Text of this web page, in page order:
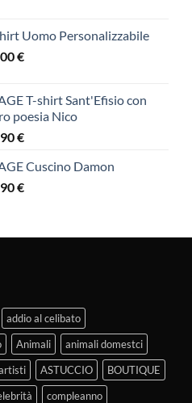
Uomo Personalizzabile
€
T-shirt Sant'Efisio con
poesia Nico
€
Cuscino Damon
€
addio al celibato
Animali
animali domestci
ASTUCCIO
BOUTIQUE
compleanno